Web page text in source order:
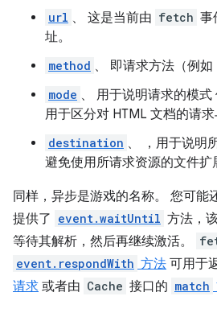
url 、 这是当前由 fetch 事
址。
method 、 即请求方法（例如
mode 、 用于说明请求的模式
用于区分对 HTML 文档的请求
destination 、 ，用于说明
避免使用所请求资源的文件扩
同样，异步是游戏的名称。 您可能
提供了 event.waitUntil 方法，
等待其解析，然后再继续激活。
event.respondWith 方法 可用于
请求 或者由 Cache 接口的 match